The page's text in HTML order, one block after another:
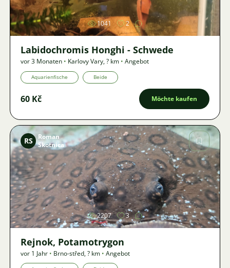
1041 2
Labidochromis Honghi - Schwede
vor 3 Monaten • Karlovy Vary,? km • Angebot
Aquarienfische Beide
60 Kč Möchte kaufen
Bild
RS
Roman
Skotnica
2207 3
Rejnok, Potamotrygon
vor 1 Jahr • Brno-střed,? km • Angebot